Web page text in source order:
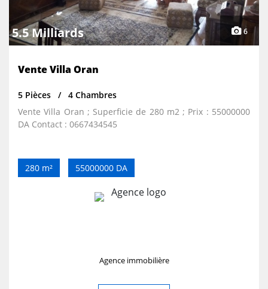
5.5 Milliards 6
Vente Villa Oran
5 Pièces
4 Chambres
Vente Villa Oran ; Superficie de 280 m2 ; Prix : 55000000
DA Contact : 0667434545
280 m² 55000000 DA
Agence immobilière